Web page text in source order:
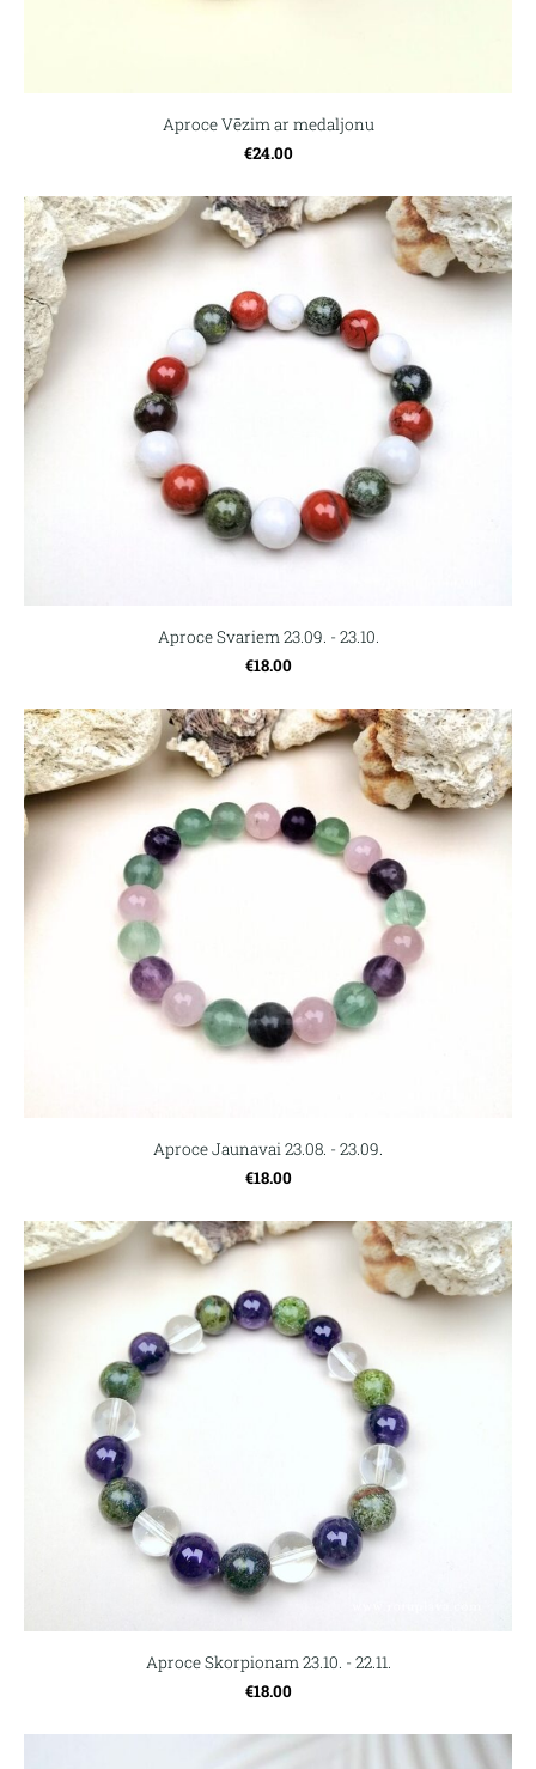
Aproce Vēzim ar medaljonu
€24.00
Aproce Svariem 23.09. - 23.10.
€18.00
Aproce Jaunavai 23.08. - 23.09.
€18.00
Aproce Skorpionam 23.10. - 22.11.
€18.00